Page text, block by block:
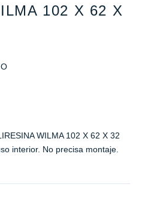
102 X 62 X
WILMA 102 X 62 X 32
interior. No precisa montaje.